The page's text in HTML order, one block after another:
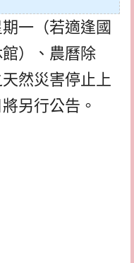
一（若適逢國
）、農曆除
然災害停止上
另行公告。